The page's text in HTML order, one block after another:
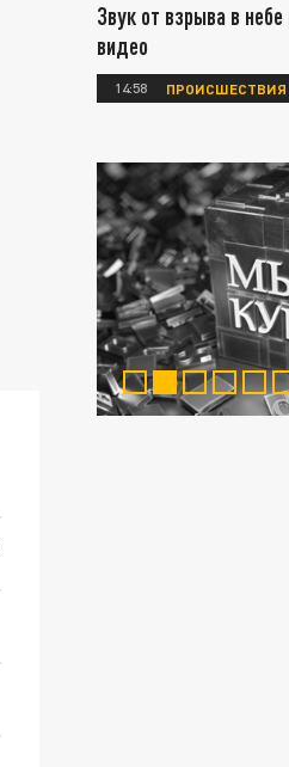
Звук от взрыва в
видео
14:58 ПРОИСШЕСТВИЯ